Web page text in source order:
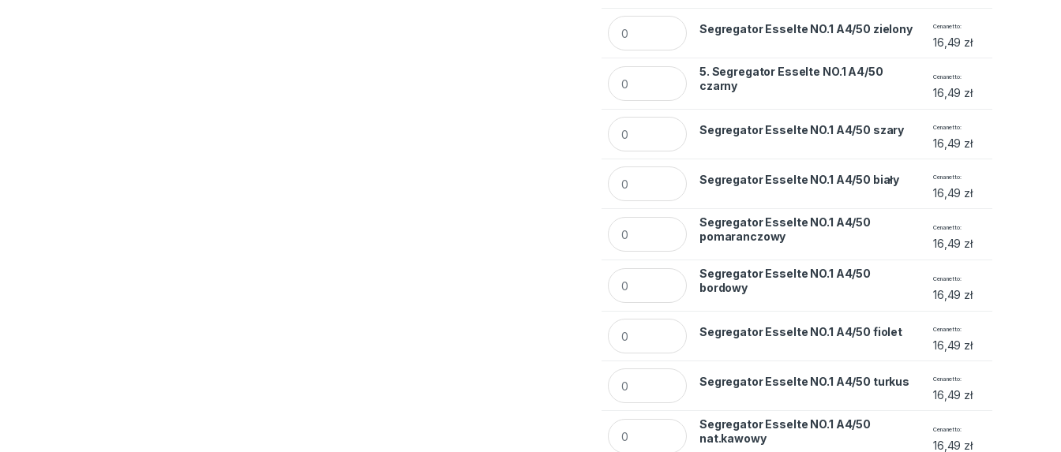
Segregator Esselte NO.1 A4/50 zielony quantity
Segregator Esselte NO.1 A4/50 zielony Cena netto
16,49 zł
5. Segregator Esselte NO.1 A4/50 czarny quantity
5. Segregator Esselte NO.1 A4/50
czarny
Cena netto
16,49 zł
Segregator Esselte NO.1 A4/50 szary quantity
Segregator Esselte NO.1 A4/50 szary Cena netto
16,49 zł
Segregator Esselte NO.1 A4/50 biały quantity
Segregator Esselte NO.1 A4/50 biały Cena netto
16,49 zł
Segregator Esselte NO.1 A4/50 pomaranczowy quantity
Segregator Esselte NO.1 A4/50
pomaranczowy
Cena netto
16,49 zł
Segregator Esselte NO.1 A4/50 bordowy quantity
Segregator Esselte NO.1 A4/50
bordowy
Cena netto
16,49 zł
Segregator Esselte NO.1 A4/50 fiolet quantity
Segregator Esselte NO.1 A4/50 fiolet Cena netto
16,49 zł
Segregator Esselte NO.1 A4/50 turkus quantity
Segregator Esselte NO.1 A4/50 turkus Cena netto
16,49 zł
Segregator Esselte NO.1 A4/50 nat.kawowy quantity
Segregator Esselte NO.1 A4/50
nat.kawowy
Cena netto
16,49 zł